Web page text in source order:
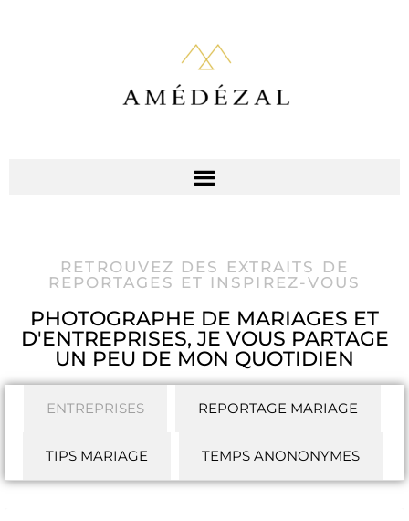
RETROUVEZ DES EXTRAITS DE
REPORTAGES ET INSPIREZ-VOUS
PHOTOGRAPHE DE MARIAGES ET
D'ENTREPRISES, JE VOUS PARTAGE
UN PEU DE MON QUOTIDIEN
ENTREPRISES REPORTAGE MARIAGE
TIPS MARIAGE TEMPS ANONONYMES